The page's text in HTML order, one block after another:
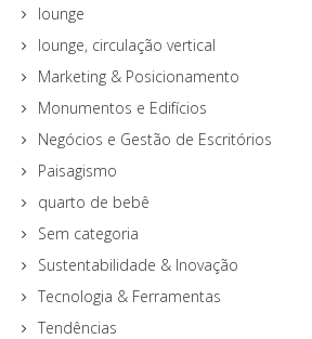
lounge
lounge, circulação vertical
Marketing & Posicionamento
Monumentos e Edifícios
Negócios e Gestão de Escritórios
Paisagismo
quarto de bebê
Sem categoria
Sustentabilidade & Inovação
Tecnologia & Ferramentas
Tendências